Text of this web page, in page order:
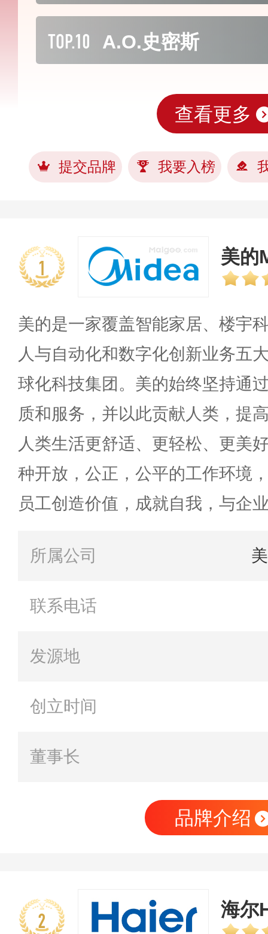
TOP.10 A.O.史密斯
查看更多
提交品牌 我要入榜
1 美的
美的是一家覆盖智能家居、楼宇
人与自动化和数字化创新业务五
球化科技集团。美的始终坚持通
质和服务，并以此贡献人类，提
人类生活更舒适、更轻松、更美
种开放，公正，公平的工作环境
员工创造价值，成就自我，与企
所属公司
联系电话
发源地
创立时间
董事长
品牌介绍
2 海尔